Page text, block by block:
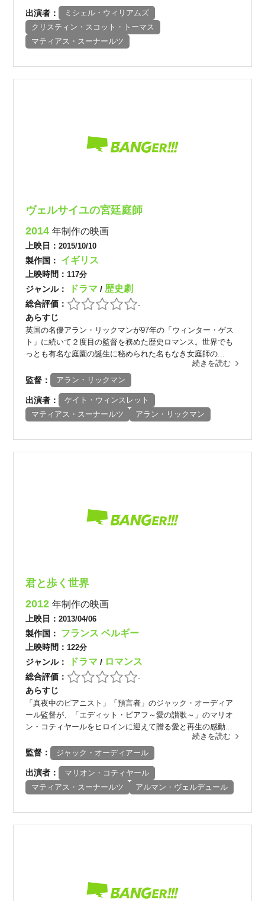
出演者：
ミシェル・ウィリアムズ
クリスティン・スコット・トーマス
マティアス・スーナールツ
ヴェルサイユの宮廷庭師
2014年制作の映画
上映日：2015/10/10
製作国： イギリス
上映時間：117分
ジャンル： ドラマ/歴史劇
総合評価： -
あらすじ
英国の名優アラン・リックマンが97年の「ウィンター・ゲス
ト」に続いて２度目の監督を務めた歴史ロマンス。世界でも
っとも有名な庭園の誕生に秘められた名もなき女庭師の...
続きを読む
監督： アラン・リックマン
出演者：
ケイト・ウィンスレット
マティアス・スーナールツ
アラン・リックマン
君と歩く世界
2012年制作の映画
上映日：2013/04/06
製作国： フランス ベルギー
上映時間： 122分
ジャンル： ドラマ/ ロマンス
総合評価： -
あらすじ
「真夜中のピアニスト」「預言者」のジャック・オーディア
ール監督が、「エディット・ピアフ～愛の讃歌～」のマリオ
ン・コティヤールをヒロインに迎えて贈る愛と再生の感動...
続きを読む
監督： ジャック・オーディアール
出演者：
マリオン・コティヤール
マティアス・スーナールツ
アルマン・ヴェルデュール